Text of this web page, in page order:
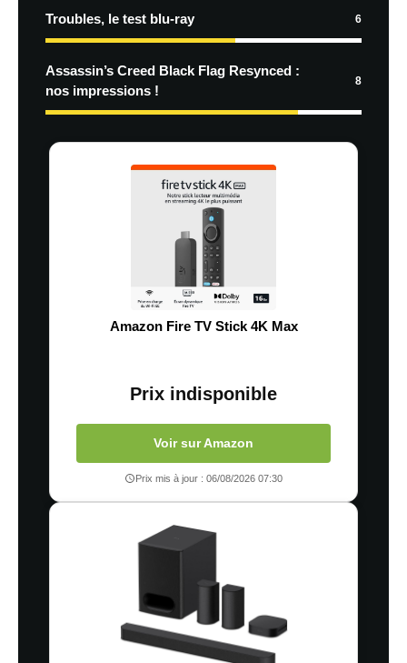
Troubles, le test blu-ray 6
Assassin’s Creed Black Flag Resynced :
nos impressions !
8
Amazon Fire TV Stick 4K Max
Prix indisponible
Voir sur Amazon
Prix mis à jour : 06/08/2026 07:30